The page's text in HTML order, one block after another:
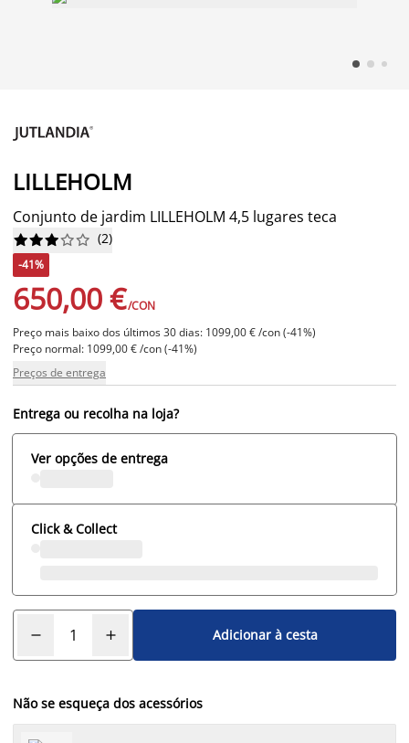
LILLEHOLM
Conjunto de jardim LILLEHOLM 4,5 lugares teca





 (2)
-41%
650,00 €/CON
Preço mais baixo dos últimos 30 dias: 1099,00 € /con (-41%)
Preço normal: 1099,00 € /con (-41%)
Preços de entrega
Entrega ou recolha na loja?
Ver opções de entrega
Click & Collect
Adicionar à cesta
Não se esqueça dos acessórios